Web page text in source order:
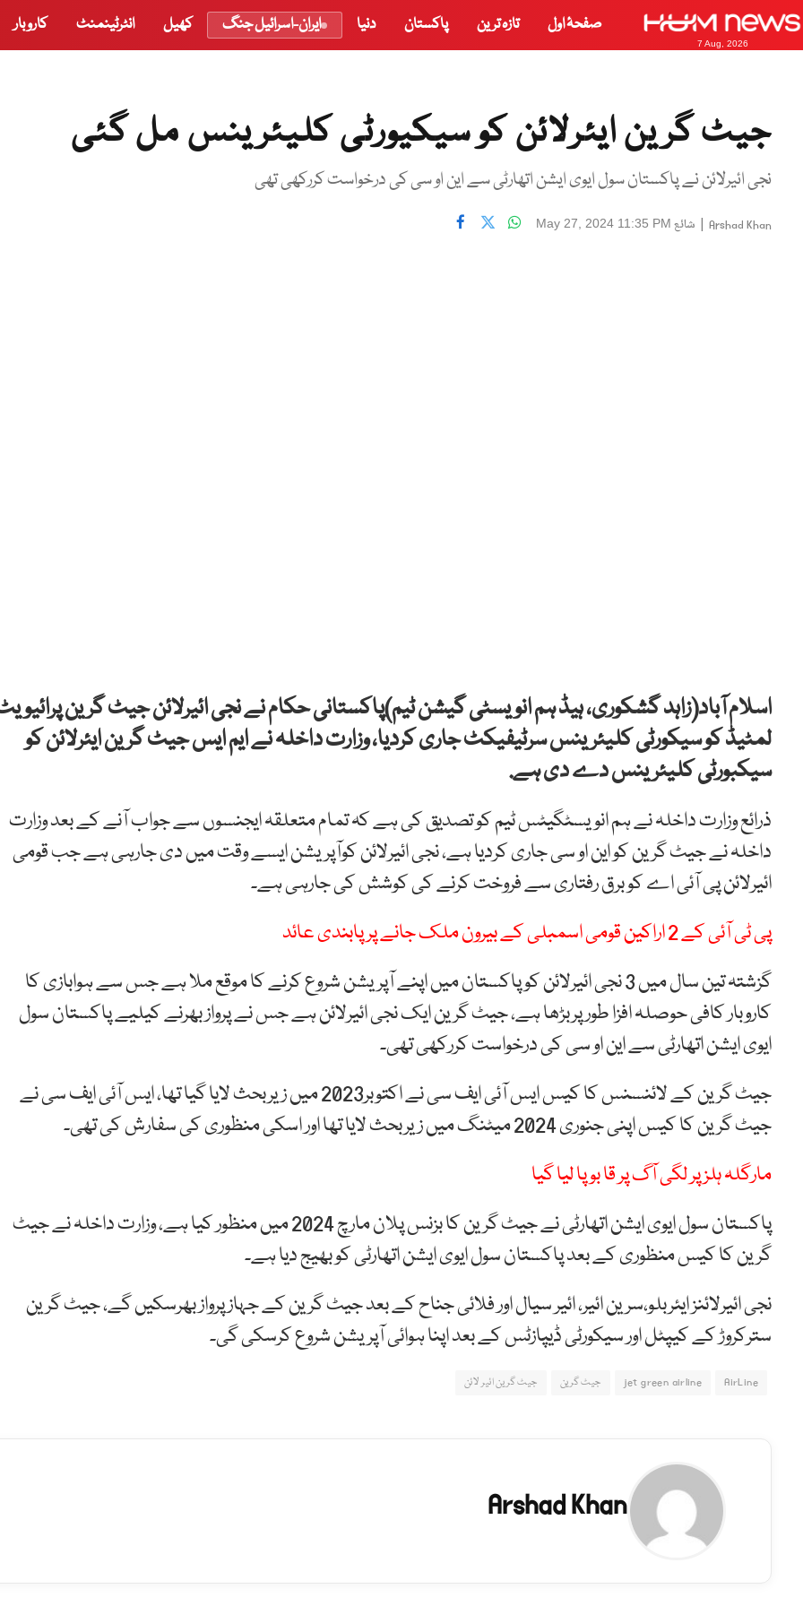
7 Aug, 2026
صفحۂ اول تازہ ترین پاکستان دنیا ایران-اسرائیل جنگ کھیل انٹرٹینمنٹ کاروبار
جیٹ گرین ایئرلائن کو سیکیورٹی کلیئرینس مل گئی
نجی ائیرلائن نے پاکستان سول ایوی ایشن اتھارٹی سے این او سی کی درخواست کررکھی تھی
Arshad Khan
| شائع May 27, 2024 11:35 PM
اسلام آباد(زاہد گشکوری، ہیڈ ہم انویسٹی گیشن ٹیم)پاکستانی حکام نے نجی ائیرلائن جیٹ گرین
لمٹیڈ کو سیکورٹی کلیئرینس سرٹیفیکٹ جاری کردیا، وزارت داخلہ نے ایم ایس جیٹ گرین ایئرلائن کو
سیکبورٹی کلیئرینس دے دی ہے.
ذرائع وزارت داخلہ نے ہم انویسٹگیٹس ٹیم کو تصدیق کی ہے کہ تمام متعلقہ ایجنسوں سے جواب آنے کے بعد وزارت
داخلہ نے جیٹ گرین کو این او سی جاری کردیا ہے، نجی ائیرلائن کوآپریشن ایسے وقت میں دی جارہی ہے جب قومی
ائیرلائن پی آئی اے کو برق رفتاری سے فروخت کرنے کی کوشش کی جارہی ہے۔
پی ٹی آئی کے 2 اراکین قومی اسمبلی کے بیرون ملک جانے پر پابندی عائد
گزشتہ تین سال میں 3 نجی ائیرلائن کو پاکستان میں اپنے آپریشن شروع کرنے کا موقع ملا ہے جس سے ہوابازی کا
کاروبار کافی حوصلہ افزا طور پربڑھا ہے، جیٹ گرین ایک نجی ائیرلائن ہے جس نے پرواز بھرنے کیلیے پاکستان سول
ایوی ایشن اتھارٹی سے این او سی کی درخواست کررکھی تھی۔
جیٹ گرین کے لائنسنس کا کیس ایس آئی ایف سی نے اکتوبر2023 میں زیربحث لایا گیا تھا، ایس آئی ایف سی نے
جیٹ گرین کا کیس اپنی جنوری 2024 میٹنگ میں زیربحث لایا تھا اور اسکی منظوری کی سفارش کی تھی۔
مارگلہ ہلز پر لگی آگ پر قا بو پا لیا گیا
پاکستان سول ایوی ایشن اتھارٹی نے جیٹ گرین کا بزنس پلان مارچ 2024 میں منظور کیا ہے، وزارت داخلہ نے جیٹ
گرین کا کیس منظوری کے بعد پاکستان سول ایوی ایشن اتھارٹی کو بھیج دیا ہے۔
نجی ائیرلائنز ایئربلو،سرین ائیر، ائیر سیال اور فلائی جناح کے بعد جیٹ گرین کے جہاز پرواز بھرسکیں گے، جیٹ گرین
سترکروڑ کے کیپٹل اور سیکورٹی ڈیپازٹس کے بعد اپنا ہوائی آپریشن شروع کرسکی گی۔
AirLine
jet green airline جیٹ گرین جیٹ گرین ائیر لائن
Arshad Khan